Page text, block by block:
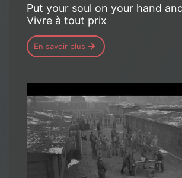
Put your soul on your hand
Vivre à tout prix
En savoir plus